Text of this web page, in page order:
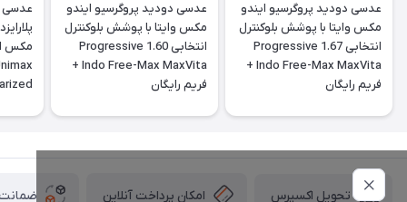
عدسی دودید پروگرسیو ایندو
مکس وایتا با پوشش بلوکنترل
انتخابی 1.67 Progressive
Indo Free-Max MaxVita +
فريم رايگان
عدسی دودید پروگرسیو ایندو
مکس وایتا با پوشش بلوکنترل
انتخابی 1.60 Progressive
Indo Free-Max MaxVita +
فريم رايگان
عدسی
تحویل اکسپرس امکان پرداخت آنلاین ضمانت